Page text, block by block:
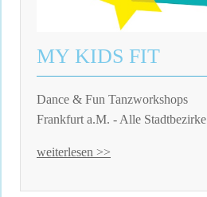
MY KIDS FIT
Dance & Fun Tanzworkshops
Frankfurt a.M. - Alle Stadtbezirke
weiterlesen >>